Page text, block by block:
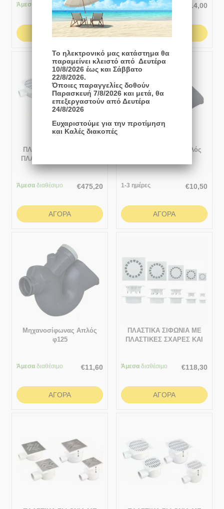
Άμεσα διαθέσιμο €1.034,88
ΑΓΟΡΆ
Άμεσαδιαθέσιμο 14,00
ΑΓΟΡΆ
ΠΛΑΣΤΙΚΑ ΣΙΦΩΝΙΑ ΜΕ
ΠΛΑΣΤΙΚΕΣ ΣΧΑΡΕΣ ΚΑΙ
ΟΡΙΖΟΝΤΙΑ ΕΞΟΔΟ
Άμεσα διαθέσιμο €475,20
ΑΓΟΡΆ
Μηχανοσίφωνας Απλός
1-3 ημέρες €10,50
ΑΓΟΡΆ
Μηχανοσίφωνας Απλός
φ125
Άμεσα διαθέσιμο €11,60
ΑΓΟΡΆ
ΠΛΑΣΤΙΚΑ ΣΙΦΩΝΙΑ ΜΕ
ΠΛΑΣΤΙΚΕΣ ΣΧΑΡΕΣ ΚΑΙ
ΣΥΣΚΕΥΑΣΙΑ 300x300
Άμεσα διαθέσιμο €118,30
ΑΓΟΡΆ
Το ηλεκτρονικό μας κατάστημα θα
παραμείνει κλειστό από Δευτέρα
10/8/2026 έως και Σάββατο
22/8/2026.
Όποιες παραγγελίες δοθούν
Παρασκευή 7/8/2026 και μετά, θα
επεξεργαστούν από Δευτέρα
24/8/2026
Ευχαριστούμε για την προτίμηση
και Καλές διακοπές